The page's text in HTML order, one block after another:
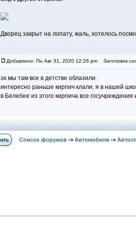
Дворец закрыт на лопату, жаль, хотелось
Добавлено: Пн Авг 31, 2020 12:26 pm Заголовок
эх мы там все в детстве облазили.
интересно раньше кирпич клали, я в нашей
в Белебее из этого кирпича все
Список форумов -> Автомобили ->